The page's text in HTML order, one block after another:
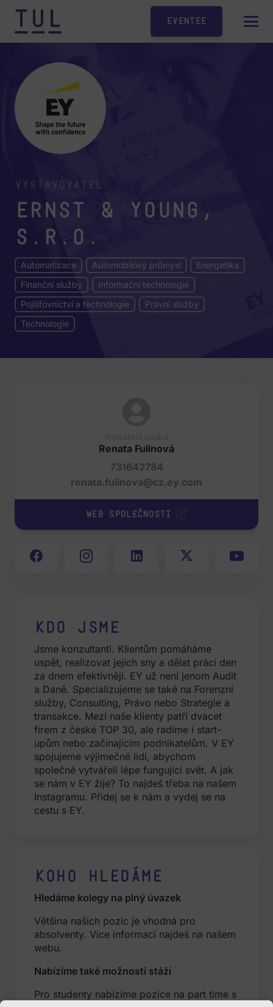
Eventee
Vystavovatel
Ernst & Young,
s.r.o.
Automatizace Automobilový průmysl
Energetika
Finanční služby
Informační technologie
Pojišťovnictví a technologie
Právní služby
Technologie
Renata Fulínová
731642784
renata.fulinova@cz.ey.com
Web společnosti
Kdo jsme
Jsme konzultanti. Klientům pomáháme
uspět, realizovat jejich sny a dělat práci den
za dnem efektivněji. EY už není jenom Audit
a Daně. Specializujeme se také na Forenzní
služby, Consulting, Právo nebo Strategie a
transakce. Mezi naše klienty patří dvacet
firem z české TOP 30, ale radíme i start-
upům nebo začínajícím podnikatelům. V EY
spojujeme výjimečné lidi, abychom
společně vytvářeli lépe fungující svět. A jak
se nám v EY žije? To najdeš třeba na našem
Instagramu. Přidej se k nám a vydej se na
cestu s EY.
Koho hledáme
Hledáme kolegy na plný úvazek
Většina našich pozic je vhodná pro
absolventy. Více informací najdeš na našem
webu.
Nabízíme také možnosti stáží
Pro studenty nabízíme pozice na part time s